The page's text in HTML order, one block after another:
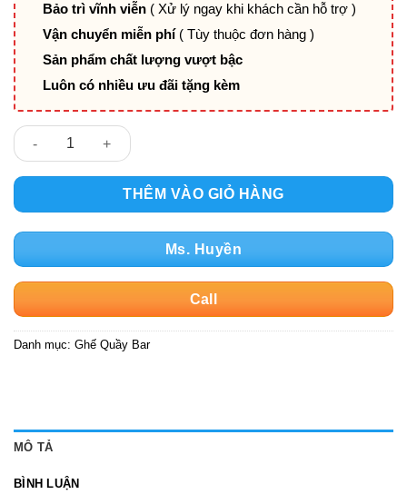
Bảo trì vĩnh viễn ( Xử lý ngay khi khách cần hỗ trợ )
Vận chuyển miễn phí ( Tùy thuộc đơn hàng )
Sản phẩm chất lượng vượt bậc
Luôn có nhiều ưu đãi tặng kèm
Ghế quầy bar Tractor chân sắt mặt gỗ thông số lượng
THÊM VÀO GIỎ HÀNG
Ms. Huyền
Call
Danh mục: Ghế Quầy Bar
MÔ TẢ
BÌNH LUẬN